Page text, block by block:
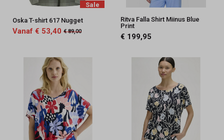
Sale
Oska T-shirt 617 Nugget
Vanaf € 53,40 € 89,00
Ritva Falla Shirt Miinus Blue
Print
€ 199,95